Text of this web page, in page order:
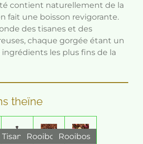
contient naturellement de la
fait une boisson revigorante.
des tisanes et des
chaque gorgée étant un
ingrédients les plus fins de la
theïne
Tisane Rooibos Rooibos